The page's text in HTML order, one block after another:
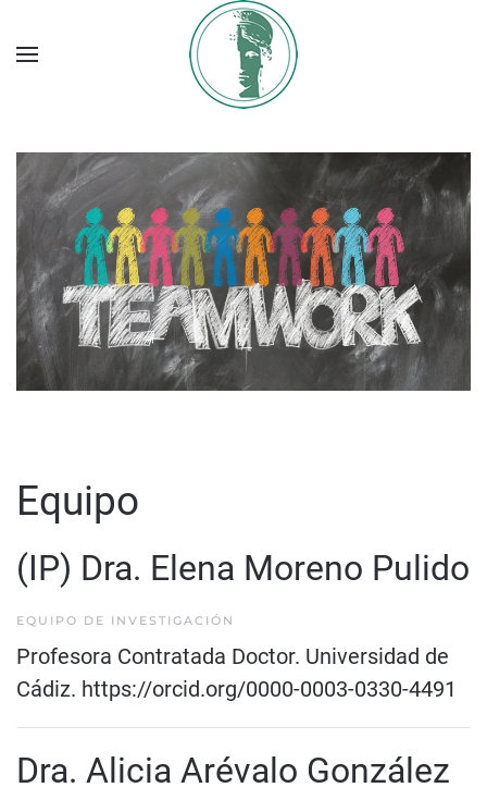
Equipo
(IP) Dra. Elena Moreno Pulido
EQUIPO DE INVESTIGACIÓN
Profesora Contratada Doctor. Universidad de
Cádiz. https://orcid.org/0000-0003-0330-4491
Dra. Alicia Arévalo González